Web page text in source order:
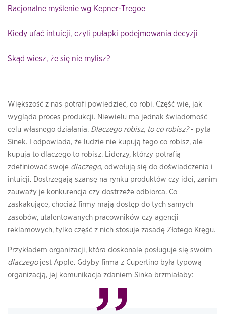
Racjonalne myślenie wg Kepner-Tregoe
Kiedy ufać intuicji, czyli pułapki podejmowania decyzji
Skąd wiesz, że się nie mylisz?
Większość z nas potrafi powiedzieć, co robi. Część wie, jak
wygląda proces produkcji. Niewielu ma jednak świadomość
celu własnego działania. Dlaczego robisz, to co robisz?- pyta
Sinek. I odpowiada, że ludzie nie kupują tego co robisz, ale
kupują to dlaczego to robisz. Liderzy, którzy potrafią
zdefiniować swoje dlaczego, odwołują się do doświadczenia i
intuicji. Dostrzegają szansę na rynku produktów czy idei, zanim
zauważy je konkurencja czy dostrzeże odbiorca. Co
zaskakujące, chociaż firmy mają dostęp do tych samych
zasobów, utalentowanych pracowników czy agencji
reklamowych, tylko część z nich stosuje zasadę Złotego Kręgu.
Przykładem organizacji, która doskonale posługuje się swoim
dlaczego jest Apple. Gdyby firma z Cupertino była typową
organizacją, jej komunikacja zdaniem Sinka brzmiałaby: